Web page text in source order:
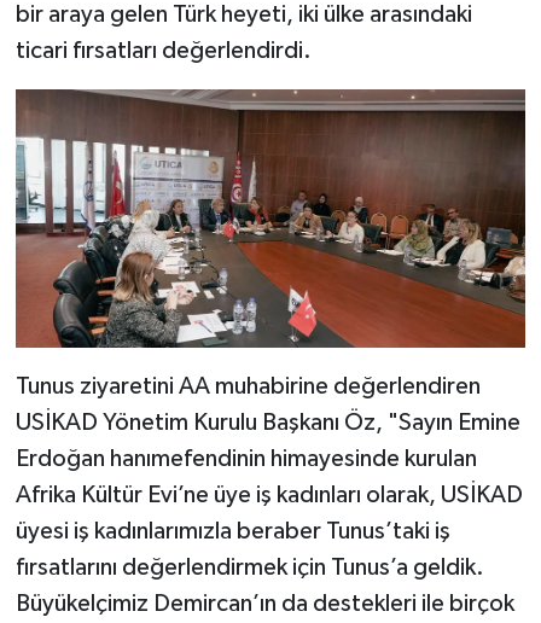
bir araya gelen Türk heyeti, iki ülke arasındaki
ticari fırsatları değerlendirdi.
Tunus ziyaretini AA muhabirine değerlendiren
USİKAD Yönetim Kurulu Başkanı Öz, "Sayın Emine
Erdoğan hanımefendinin himayesinde kurulan
Afrika Kültür Evi’ne üye iş kadınları olarak, USİKAD
üyesi iş kadınlarımızla beraber Tunus’taki iş
fırsatlarını değerlendirmek için Tunus’a geldik.
Büyükelçimiz Demircan’ın da destekleri ile birçok